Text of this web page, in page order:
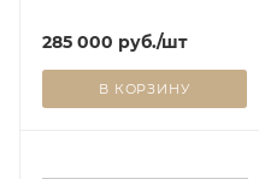
285 000 руб./шт
В КОРЗИНУ